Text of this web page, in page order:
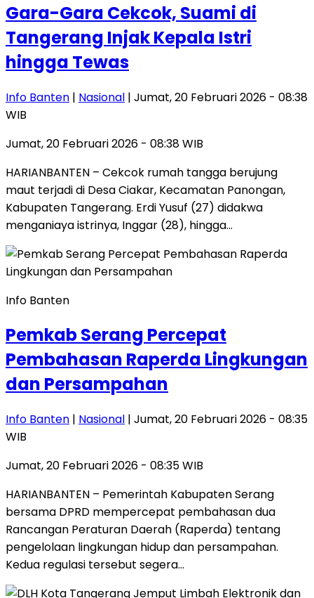
Gara-Gara Cekcok, Suami di
Tangerang Injak Kepala Istri
hingga Tewas
Info Banten | Nasional | Jumat, 20 Februari 2026 - 08:38
WIB
Jumat, 20 Februari 2026 - 08:38 WIB
HARIANBANTEN – Cekcok rumah tangga berujung
maut terjadi di Desa Ciakar, Kecamatan Panongan,
Kabupaten Tangerang. Erdi Yusuf (27) didakwa
menganiaya istrinya, Inggar (28), hingga…
Info Banten
Pemkab Serang Percepat
Pembahasan Raperda Lingkungan
dan Persampahan
Info Banten | Nasional | Jumat, 20 Februari 2026 - 08:35
WIB
Jumat, 20 Februari 2026 - 08:35 WIB
HARIANBANTEN – Pemerintah Kabupaten Serang
bersama DPRD mempercepat pembahasan dua
Rancangan Peraturan Daerah (Raperda) tentang
pengelolaan lingkungan hidup dan persampahan.
Kedua regulasi tersebut segera…